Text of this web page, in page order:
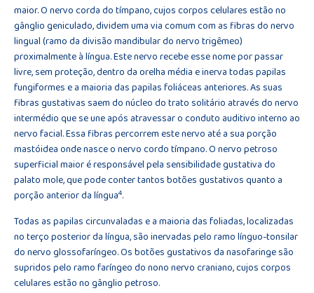
maior. O nervo corda do tímpano, cujos corpos celulares estão no
gânglio geniculado, dividem uma via comum com as fibras do nervo
lingual (ramo da divisão mandibular do nervo trigêmeo)
proximalmente à língua. Este nervo recebe esse nome por passar
livre, sem proteção, dentro da orelha média e inerva todas papilas
fungiformes e a maioria das papilas foliáceas anteriores. As suas
fibras gustativas saem do núcleo do trato solitário através do nervo
intermédio que se une após atravessar o conduto auditivo interno ao
nervo facial. Essa fibras percorrem este nervo até a sua porção
mastóidea onde nasce o nervo cordo tímpano. O nervo petroso
superficial maior é responsável pela sensibilidade gustativa do
palato mole, que pode conter tantos botões gustativos quanto a
porção anterior da língua4.
Todas as papilas circunvaladas e a maioria das foliadas, localizadas
no terço posterior da língua, são inervadas pelo ramo línguo-tonsilar
do nervo glossofaríngeo. Os botões gustativos da nasofaringe são
supridos pelo ramo faríngeo do nono nervo craniano, cujos corpos
celulares estão no gânglio petroso.